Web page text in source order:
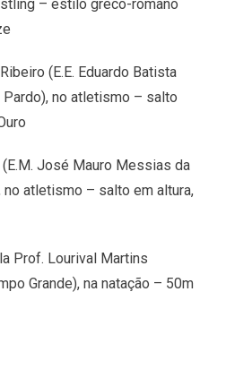
– estilo greco-romano
(E.E. Eduardo Batista
no atletismo – salto
José Mauro Messias da
no atletismo – salto em altura,
Prof. Lourival Martins
Grande), na natação – 50m